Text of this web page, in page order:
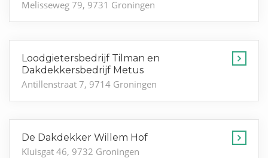
Melisseweg 79, 9731 Groningen
Loodgietersbedrijf Tilman en
Dakdekkersbedrijf Metus
Antillenstraat 7, 9714 Groningen
De Dakdekker Willem Hof
Kluisgat 46, 9732 Groningen